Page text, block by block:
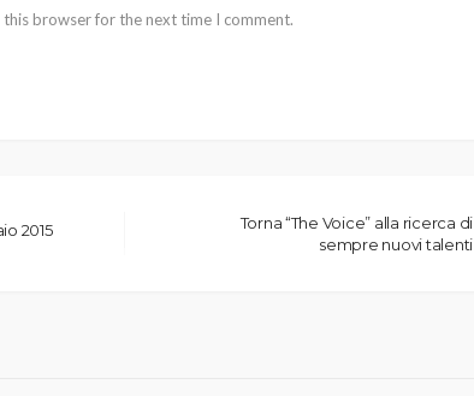
this browser for the next time I comment.
2015
Torna “The Voice” alla ricerca di
sempre nuovi talenti